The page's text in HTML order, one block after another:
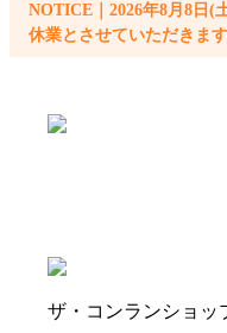
NOTICE｜2026年8月8日(
休業とさせていただきます
ザ・コンランショッ